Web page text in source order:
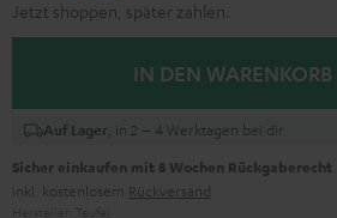
Jetzt shoppen, später zahlen.
IN DEN WARENKORB
Auf Lager , in 2 – 4 Werktagen bei dir
Sicher einkaufen mit 8 Wochen Rückgaberecht
inkl. kostenlosem Rückversand